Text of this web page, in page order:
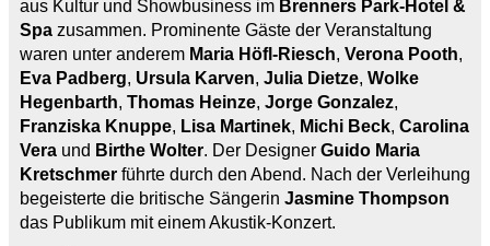
aus Kultur und Showbusiness im Brenners Park-Hotel &
Spa zusammen. Prominente Gäste der Veranstaltung
waren unter anderem Maria Höfl-Riesch, Verona Pooth,
Eva Padberg, Ursula Karven, Julia Dietze, Wolke
Hegenbarth, Thomas Heinze, Jorge Gonzalez,
Franziska Knuppe, Lisa Martinek, Michi Beck, Carolina
Vera und Birthe Wolter. Der Designer Guido Maria
Kretschmer führte durch den Abend. Nach der Verleihung
begeisterte die britische Sängerin Jasmine Thompson
das Publikum mit einem Akustik-Konzert.